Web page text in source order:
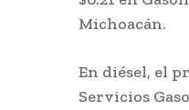
Michoacán.
En diésel, el
Servicios